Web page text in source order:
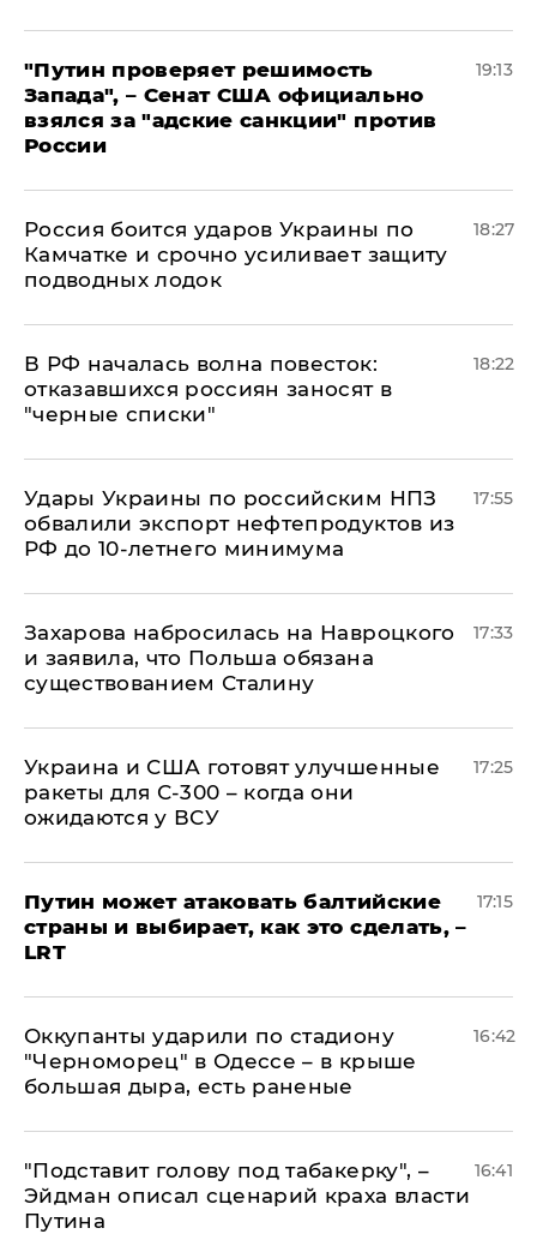
"Путин проверяет решимость
Запада", – Сенат США официально
взялся за "адские санкции" против
России
19:13
Россия боится ударов Украины по
Камчатке и срочно усиливает защиту
подводных лодок
18:27
​В РФ началась волна повесток:
отказавшихся россиян заносят в
"черные списки"
18:22
Удары Украины по российским НПЗ
обвалили экспорт нефтепродуктов из
РФ до 10-летнего минимума
17:55
​Захарова набросилась на Навроцкого
и заявила, что Польша обязана
существованием Сталину
17:33
Украина и США готовят улучшенные
ракеты для С-300 – когда они
ожидаются у ВСУ
17:25
Путин может атаковать балтийские
страны и выбирает, как это сделать, –
LRT
17:15
Оккупанты ударили по стадиону
"Черноморец" в Одессе – в крыше
большая дыра, есть раненые
16:42
​"Подставит голову под табакерку", –
Эйдман описал сценарий краха власти
Путина
16:41